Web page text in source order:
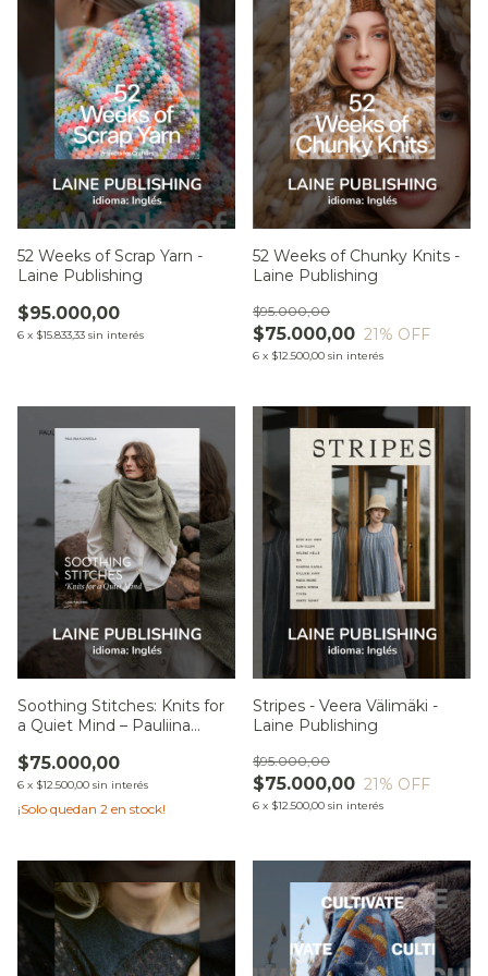
52 Weeks of Scrap Yarn -
Laine Publishing
$95.000,00
6 x $15.833,33 sin interés
52 Weeks of Chunky Knits -
Laine Publishing
$75.000,00
$95.000,00
21% OFF
6 x $12.500,00 sin interés
Soothing Stitches: Knits for
a Quiet Mind – Pauliina
$75.000,00
6 x $12.500,00 sin interés
¡Solo quedan 2 en stock!
Stripes - Veera Välimäki -
Laine Publishing
$75.000,00
$95.000,00
21% OFF
6 x $12.500,00 sin interés